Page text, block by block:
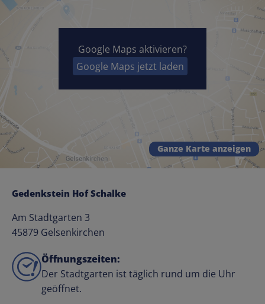
Google Maps aktivieren?
Google Maps jetzt laden
Ganze Karte anzeigen
Gedenkstein Hof Schalke
Am Stadtgarten 3
45879 Gelsenkirchen
Öffnungszeiten:
Der Stadtgarten ist täglich rund um die Uhr
geöffnet.